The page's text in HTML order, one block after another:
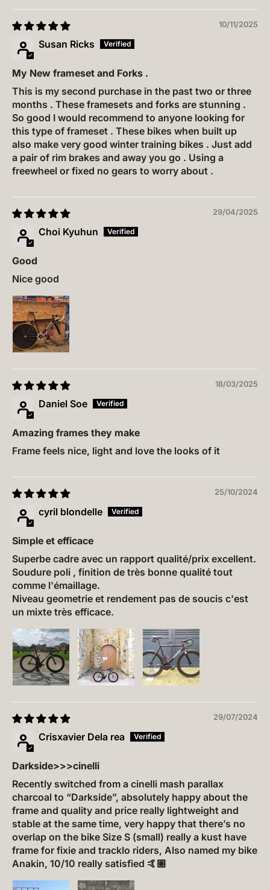
10/11/2025
Susan Ricks
My New frameset and Forks .
This is my second purchase in the past two or three
months . These framesets and forks are stunning .
So good I would recommend to anyone looking for
this type of frameset . These bikes when built up
also make very good winter training bikes . Just add
a pair of rim brakes and away you go . Using a
freewheel or fixed no gears to worry about .
29/04/2025
Choi Kyuhun
Good
Nice good
18/03/2025
Daniel Soe
Amazing frames they make
Frame feels nice, light and love the looks of it
25/10/2024
cyril blondelle
Simple et efficace
Superbe cadre avec un rapport qualité/prix excellent.
Soudure poli , finition de très bonne qualité tout
comme l'émaillage.
Niveau geometrie et rendement pas de soucis c'est
un mixte très efficace.
29/07/2024
Crisxavier Dela rea
Darkside>>>cinelli
Recently switched from a cinelli mash parallax
charcoal to “Darkside”, absolutely happy about the
frame and quality and price really lightweight and
stable at the same time, very happy that there’s no
overlap on the bike Size S (small) really a kust have
frame for fixie and tracklo riders, Also named my bike
Anakin, 10/10 really satisfied 🤙🏽